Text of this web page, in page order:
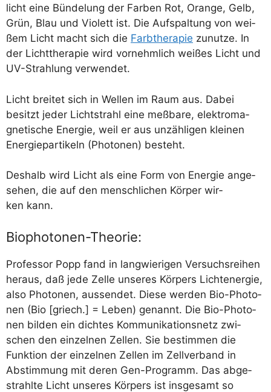
licht eine Bün­de­lung der Far­ben Rot, Oran­ge, Gelb,
Grün, Blau und Vio­lett ist. Die Auf­spal­tung von wei­
ßem Licht macht sich die Farb­the­ra­pie zunut­ze. In
der Licht­the­ra­pie wird vor­nehm­lich wei­ßes Licht und
UV-Strah­lung verwendet.
Licht brei­tet sich in Wel­len im Raum aus. Dabei
besitzt jeder Licht­strahl eine meß­ba­re, elek­tro­ma­
gne­ti­sche Ener­gie, weil er aus unzäh­li­gen klei­nen
Ener­gie­par­ti­keln (Pho­to­nen) besteht.
Des­halb wird Licht als eine Form von Ener­gie ange­
se­hen, die auf den mensch­li­chen Kör­per wir­
ken kann.
Biophotonen-Theorie:
Pro­fes­sor Popp fand in lang­wie­ri­gen Ver­suchs­rei­hen
her­aus, daß jede Zel­le unse­res Kör­pers Licht­ener­gie,
also Pho­to­nen, aus­sen­det. Die­se wer­den Bio-Pho­to­
nen (Bio [griech.] = Leben) genannt. Die Bio-Pho­to­
nen bil­den ein dich­tes Kom­mu­ni­ka­ti­ons­netz zwi­
schen den ein­zel­nen Zel­len. Sie bestim­men die
Funk­ti­on der ein­zel­nen Zel­len im Zell­ver­band in
Abstim­mung mit deren Gen-Pro­gramm. Das abge­
strahl­te Licht unse­res Kör­pers ist ins­ge­samt so